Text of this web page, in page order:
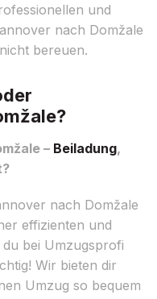
und
nach Domžale
bereuen.
– Beiladung,
nach Domžale
effizienten und
bei Umzugsprofi
Wir bieten dir
Umzug so bequem